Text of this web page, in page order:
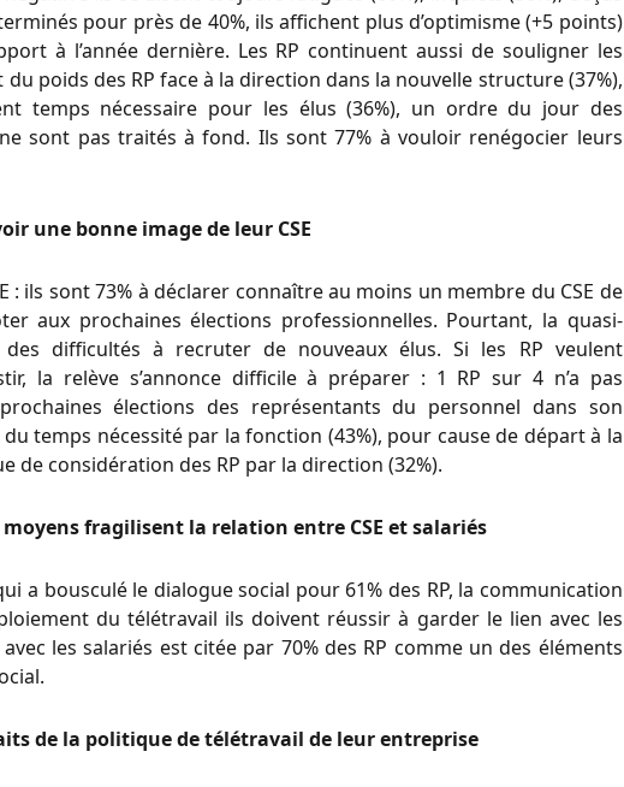
pour près de 40%, ils affichent plus d’optimisme (+5 points)
à l’année dernière. Les RP continuent aussi de souligner les
poids des RP face à la direction dans la nouvelle structure (37%),
temps nécessaire pour les élus (36%), un ordre du jour des
sont pas traités à fond. Ils sont 77% à vouloir renégocier leurs
une bonne image de leur CSE
: ils sont 73% à déclarer connaître au moins un membre du CSE de
aux prochaines élections professionnelles. Pourtant, la quasi-
difficultés à recruter de nouveaux élus. Si les RP veulent
la relève s’annonce difficile à préparer : 1 RP sur 4 n’a pas
élections des représentants du personnel dans son
temps nécessité par la fonction (43%), pour cause de départ à la
de considération des RP par la direction (32%).
fragilisent la relation entre CSE et salariés
a bousculé le dialogue social pour 61% des RP, la communication
du télétravail ils doivent réussir à garder le lien avec les
les salariés est citée par 70% des RP comme un des éléments
de la politique de télétravail de leur entreprise